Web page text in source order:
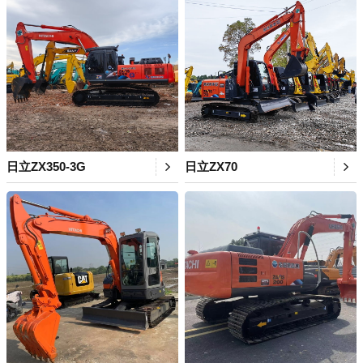
日立ZX350-3G 日立ZX70